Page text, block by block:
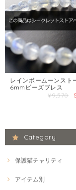
レインボームーンスト
6mmビーズブレス
¥9,570
Category
保護猫チャリティ
アイテム別